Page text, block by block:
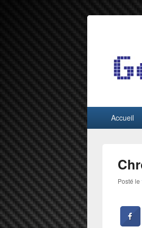
principalAccueil
Posté le